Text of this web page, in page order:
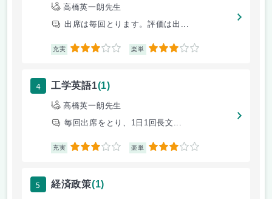
高橋英一朗先生
出席は毎回とります。評価は出...
充実 3 楽単 3
4 工学英語1(1)
高橋英一朗先生
毎回出席をとり、1日1回長文...
充実 3 楽単 3
5 経済政策(1)